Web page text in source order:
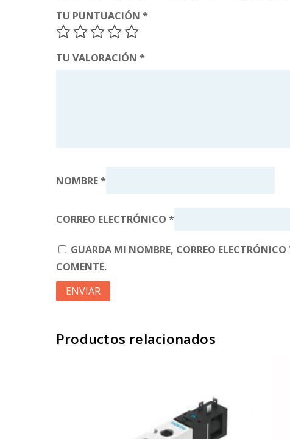
TU PUNTUACIÓN *
TU VALORACIÓN *
NOMBRE*
CORREO ELECTRÓNICO *
GUARDA MI NOMBRE, CORREO
COMENTE.
Productos relacionados